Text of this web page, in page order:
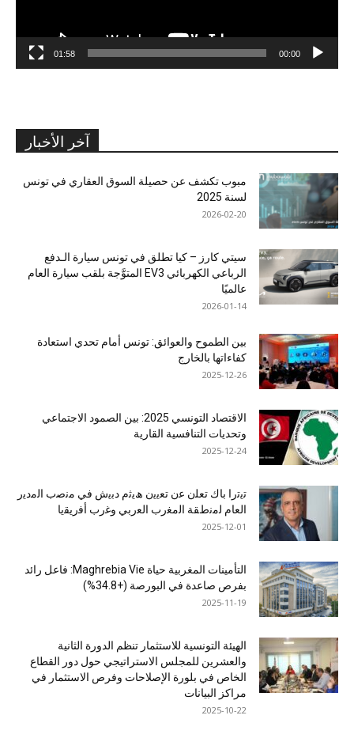
00:00
01:58
آخر الأخبار
مبوب تكشف عن حصيلة السوق العقاري في تونس
لسنة 2025
2026-02-20
سيتي كارز – كيا تطلق في تونس سيارة الـدفع
الرباعي الكهربائي EV3 المتوَّجة بلقب سيارة العام
عالميًا
2026-01-14
بين الطموح والعوائق: تونس أمام تحدي استعادة
كفاءاتها بالخارج
2025-12-26
الاقتصاد التونسي 2025: بين الصمود الاجتماعي
وتحديات التنافسية القارية
2025-12-24
ﺗﯾﺗرا ﺑﺎك ﺗﻌﻠن ﻋن ﺗﻌﯾﯾن ھﯾﺛم دﺑﯾش ﻓﻲ ﻣﻧﺻب اﻟﻣدﯾر
اﻟﻌﺎم ﻟﻣﻧطﻘﺔ اﻟﻣﻐرب اﻟﻌرﺑﻲ وﻏرب أﻓرﯾﻘﯾﺎ
2025-12-01
التأمينات المغربية حياة Maghrebia Vie: فاعل رائد
بفرص صاعدة في البورصة (+34.8%)
2025-11-19
الهيئة التونسية للاستثمار تنظم الدورة الثانية
والعشرين للمجلس الاستراتيجي حول دور القطاع
الخاص في بلورة الإصلاحات وفرص الاستثمار في
مراكز البيانات
2025-10-22